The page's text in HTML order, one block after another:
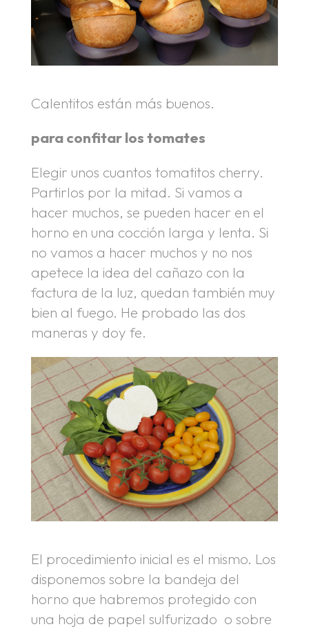
Calentitos están más buenos.
para confitar los tomates
Elegir unos cuantos tomatitos cherry.
Partirlos por la mitad. Si vamos a
hacer muchos, se pueden hacer en el
horno en una cocción larga y lenta. Si
no vamos a hacer muchos y no nos
apetece la idea del cañazo con la
factura de la luz, quedan también muy
bien al fuego. He probado las dos
maneras y doy fe.
El procedimiento inicial es el mismo. Los
disponemos sobre la bandeja del
horno que habremos protegido con
una hoja de papel sulfurizado o sobre